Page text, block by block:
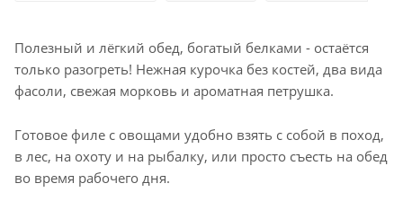
Полезный и лёгкий обед, богатый белками - остаётся
только разогреть! Нежная курочка без костей, два вида
фасоли, свежая морковь и ароматная петрушка.
Готовое филе с овощами удобно взять с собой в поход,
в лес, на охоту и на рыбалку, или просто съесть на обед
во время рабочего дня.